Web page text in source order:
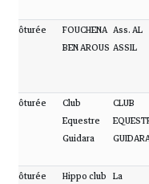
Ass. AL
ASSIL
FOUCHENA
BEN AROUS
Clôturée
CLUB
Club
Equestre
Guidara
Clôturée
La
Hippo club
Clôturée